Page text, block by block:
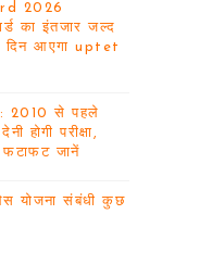
2026
का इंतजार जल्द
दिन आएगा uptet
2010 से पहले
होगी परीक्षा,
जानें
योजना संबंधी कुछ